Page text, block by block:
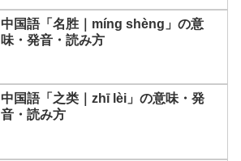
中国語「名胜｜míng shèng」の意
味・発音・読み方
中国語「之类｜zhī lèi」の意味・発
音・読み方